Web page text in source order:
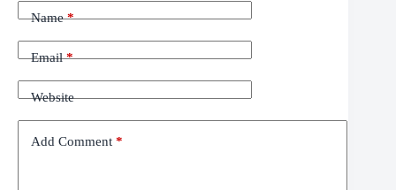
Name*
Email*
Website
Add Comment *